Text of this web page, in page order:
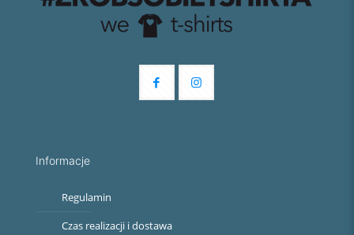
Informacje
Regulamin
Czas realizacji i dostawa